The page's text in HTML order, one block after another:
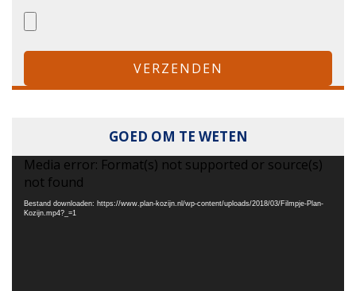
GOED OM TE WETEN
Videospeler
Media error: Format(s) not supported or source(s)
not found
Bestand downloaden: https://www.plan-kozijn.nl/wp-content/uploads/2018/03/Filmpje-Plan-
Kozijn.mp4?_=1